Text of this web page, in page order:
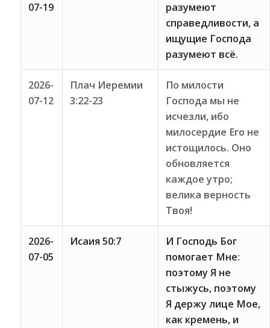
07-19
разумеют
справедливости, а
ищущие Господа
разумеют всё.
2026-
07-12
Плач Иеремии
3:22-23
По милости
Господа мы не
исчезли, ибо
милосердие Его не
истощилось. Оно
обновляется
каждое утро;
велика верность
Твоя!
2026-
07-05
Исаия 50:7
И Господь Бог
помогает Мне:
поэтому Я не
стыжусь, поэтому
Я держу лице Мое,
как кремень, и